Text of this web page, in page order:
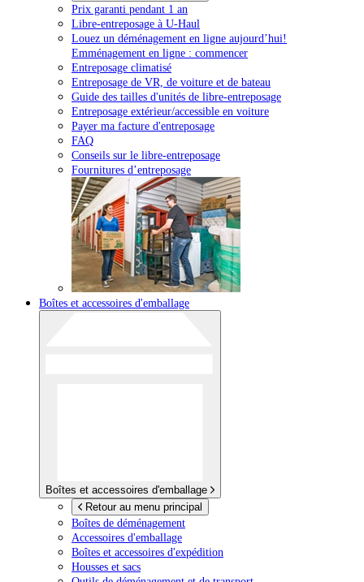
Prix garanti pendant 1 an
Libre-entreposage à U-Haul
Louez un déménagement en ligne aujourd’hui!
Emménagement en ligne : commencer
Entreposage climatisé
Entreposage de VR, de voiture et de bateau
Guide des tailles d'unités de libre-entreposage
Entreposage extérieur/accessible en voiture
Payer ma facture d'entreposage
FAQ
Conseils sur le libre-entreposage
Fournitures d’entreposage
Boîtes et accessoires d'emballage
Boîtes et accessoires d'emballage
Retour au menu principal
Boîtes de déménagement
Accessoires d'emballage
Boîtes et accessoires d'expédition
Housses et sacs